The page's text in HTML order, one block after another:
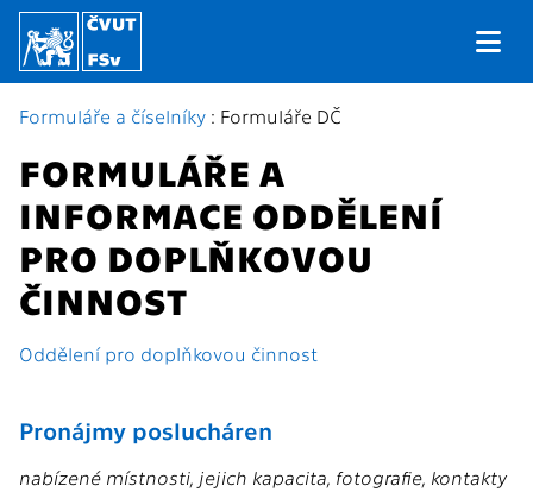
Formuláře a číselníky : Formuláře DČ
FORMULÁŘE A
INFORMACE ODDĚLENÍ
PRO DOPLŇKOVOU
ČINNOST
Oddělení pro doplňkovou činnost
Pronájmy poslucháren
nabízené místnosti, jejich kapacita, fotografie, kontakty